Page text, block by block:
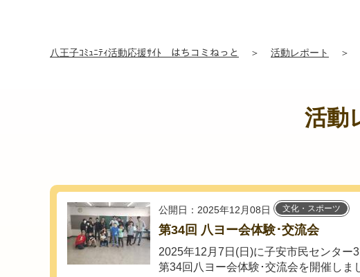
八王子ｺﾐｭﾆﾃｨ活動応援ｻｲﾄ はちコミねっと ＞ 活動レポート ＞
活動
公開日：2025年12月08日 文化・スポーツ
第34回 八ヨー会体験･交流会
2025年12月7日(日)に子安市民センター
第34回八ヨー会体験･交流会を開催しま